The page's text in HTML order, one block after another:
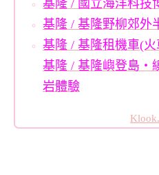
基隆 / 國立海洋科技
基隆 / 基隆野柳郊外
基隆 / 基隆租機車(
基隆 / 基隆嶼登島・
岩體驗